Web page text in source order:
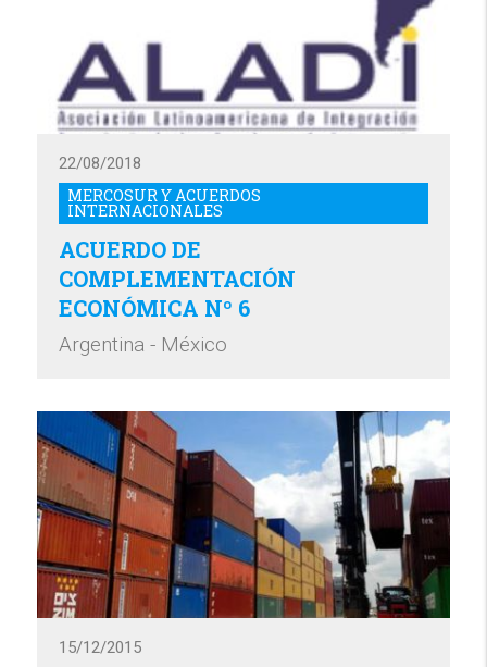
MERCOSUR Y ACUERDOS
INTERNACIONALES
22/08/2018
ACUERDO DE
COMPLEMENTACIÓN
ECONÓMICA Nº 6
Argentina - México
15/12/2015